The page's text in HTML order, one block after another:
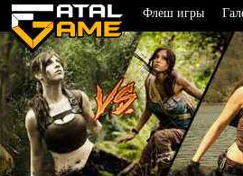
Флеш игры